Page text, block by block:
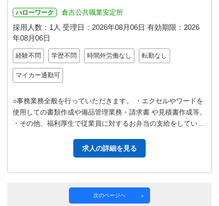
ハローワーク 倉吉公共職業安定所
採用人数：1人 受理日： 2026年08月06日 有効期限： 2026
年08月06日
経験不問 学歴不問 時間外労働なし 転勤なし
マイカー通勤可
○事務業務全般を行っていただきます。 ・エクセルやワードを
使用しての書類作成や備品管理業務・請求書 や見積書作成等。
・その他、福利厚生で従業員に対するお弁当の支給をしていま
求人の詳細を見る
次のページへ